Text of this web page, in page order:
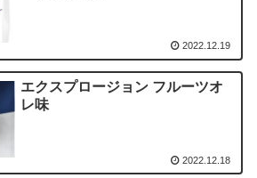
2022.12.19
エクスプロージョン フルーツオ
レ味
2022.12.18